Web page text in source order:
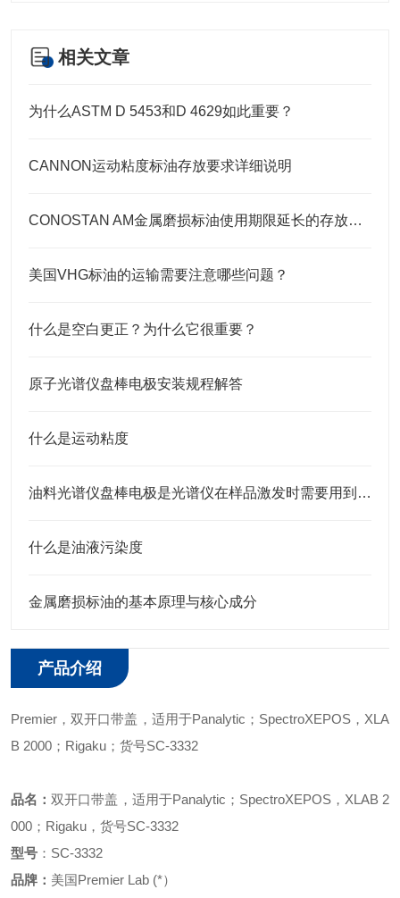
相关文章
为什么ASTM D 5453和D 4629如此重要？
CANNON运动粘度标油存放要求详细说明
CONOSTAN AM金属磨损标油使用期限延长的存放要点
美国VHG标油的运输需要注意哪些问题？
什么是空白更正？为什么它很重要？
原子光谱仪盘棒电极安装规程解答
什么是运动粘度
油料光谱仪盘棒电极是光谱仪在样品激发时需要用到的耗材
什么是油液污染度
金属磨损标油的基本原理与核心成分
产品介绍
Premier ， 双开口带盖，适用于Panalytic；SpectroXEPOS，XLA
B 2000；Rigaku； 货号SC-3332
品名： 双开口带盖，适用于Panalytic；SpectroXEPOS，XLAB 2
000；Rigaku ， 货号SC-3332
型号 ： SC-3332
品牌： 美国Premier Lab (*）